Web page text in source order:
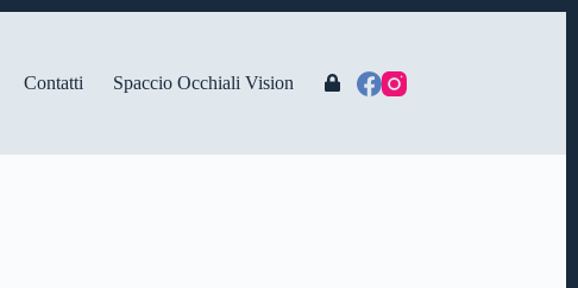
Contatti Spaccio Occhiali Vision